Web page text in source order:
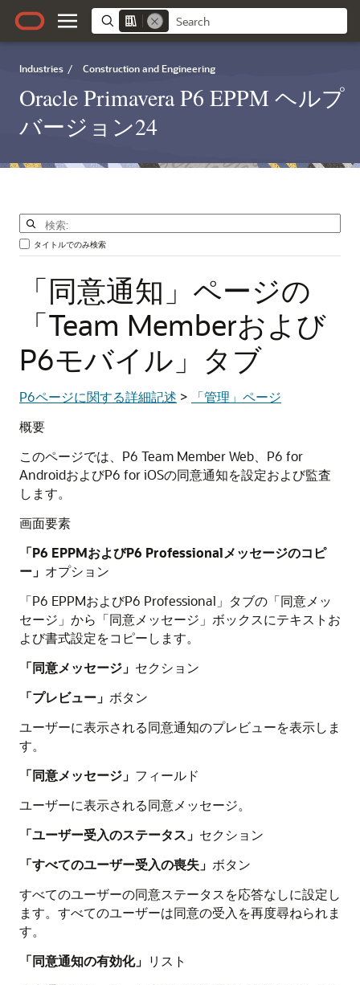
Industries / Construction and Engineering
Oracle Primavera P6 EPPM ヘルプ
バージョン24
タイトルでのみ検索
「同意通知」ページの
「Team Memberおよび
P6モバイル」タブ
P6ページに関する詳細記述 >
「管理」ページ
概要
このページでは、P6 Team Member Web、P6 for
AndroidおよびP6 for iOSの同意通知を設定および監査
します。
画面要素
「P6 EPPMおよびP6 Professionalメッセージのコピ
ー」 オプション
「P6 EPPMおよびP6 Professional」タブの「同意メッ
セージ」から「同意メッセージ」ボックスにテキストお
よび書式設定をコピーします。
「同意メッセージ」 セクション
「プレビュー」 ボタン
ユーザーに表示される同意通知のプレビューを表示しま
す。
「同意メッセージ」 フィールド
ユーザーに表示される同意メッセージ。
「ユーザー受入のステータス」 セクション
「すべてのユーザー受入の喪失」 ボタン
すべてのユーザーの同意ステータスを応答なしに設定し
ます。すべてのユーザーは同意の受入を再度尋ねられま
す。
「同意通知の有効化」 リスト